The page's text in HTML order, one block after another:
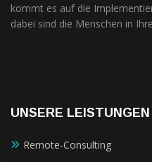
kommt es auf die
dabei sind die Menschen in
UNSERE LEISTUNGEN
Remote-Consulting